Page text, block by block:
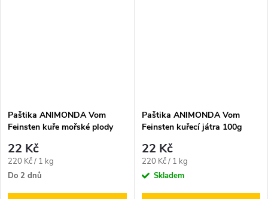
Paštika ANIMONDA Vom
Feinsten kuře mořské plody
22 Kč
Měrná
cena:
220 Kč / 1 kg
Do 2 dnů
Paštika ANIMONDA Vom
Feinsten kuřecí játra 100g
22 Kč
Měrná
cena:
220 Kč / 1 kg
Skladem